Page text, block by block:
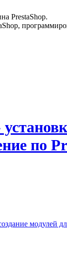
PrestaShop.
модулей